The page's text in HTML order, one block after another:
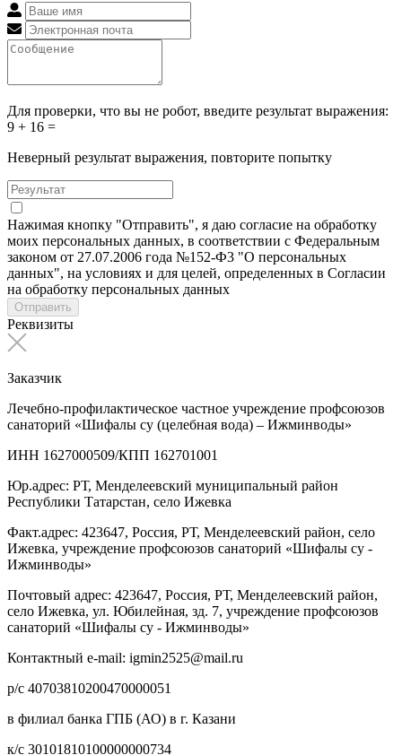
Для проверки, что вы не робот, введите результат выражения:
9 + 16 =
Неверный результат выражения, повторите попытку
Нажимая кнопку "Отправить", я даю согласие на обработку
моих персональных данных, в соответствии с Федеральным
законом от 27.07.2006 года №152-Ф3 "О персональных
данных", на условиях и для целей, определенных в Согласии
на обработку персональных данных
Отправить
Реквизиты
Заказчик
Лечебно-профилактическое частное учреждение профсоюзов
санаторий «Шифалы су (целебная вода) – Ижминводы»
ИНН 1627000509/КПП 162701001
Юр.адрес: РТ, Менделеевский муниципальный район
Республики Татарстан, село Ижевка
Факт.адрес: 423647, Россия, РТ, Менделеевский район, село
Ижевка, учреждение профсоюзов санаторий «Шифалы су -
Ижминводы»
Почтовый адрес: 423647, Россия, РТ, Менделеевский район,
село Ижевка, ул. Юбилейная, зд. 7, учреждение профсоюзов
санаторий «Шифалы су - Ижминводы»
Контактный e-mail: igmin2525@mail.ru
р/с 40703810200470000051
в филиал банка ГПБ (АО) в г. Казани
к/с 30101810100000000734